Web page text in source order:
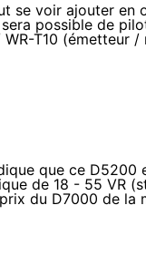
se voir ajouter en
sera possible de
WR-T10 (émetteur /
que ce
de 18 - 55 VR
du D7000 de la